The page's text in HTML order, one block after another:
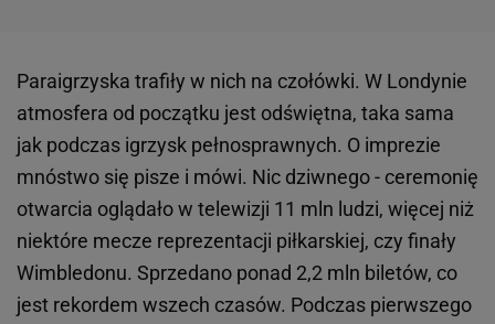
Paraigrzyska trafiły w nich na czołówki. W Londynie
atmosfera od początku jest odświętna, taka sama
jak podczas igrzysk pełnosprawnych. O imprezie
mnóstwo się pisze i mówi. Nic dziwnego - ceremonię
otwarcia oglądało w telewizji 11 mln ludzi, więcej niż
niektóre mecze reprezentacji piłkarskiej, czy finały
Wimbledonu. Sprzedano ponad 2,2 mln biletów, co
jest rekordem wszech czasów. Podczas pierwszego